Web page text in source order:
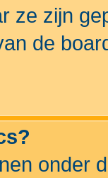
ze zijn
de
onder